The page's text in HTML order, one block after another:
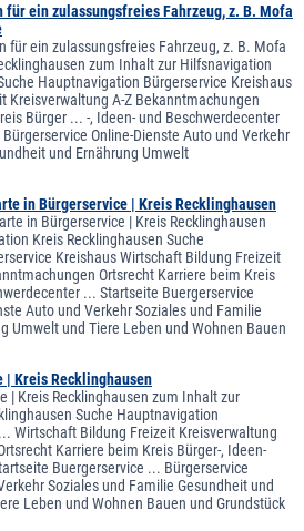
ein zulassungsfreies Fahrzeug, z. B. Mofa
für ein zulassungsfreies Fahrzeug, z. B. Mofa
zum Inhalt zur Hilfsnavigation
Hauptnavigation Bürgerservice Kreishaus
Kreisverwaltung A-Z Bekanntmachungen
Bürger ... -, Ideen- und Beschwerdecenter
Online-Dienste Auto und Verkehr
und Ernährung Umwelt
in Bürgerservice | Kreis Recklinghausen
in Bürgerservice | Kreis Recklinghausen
Kreis Recklinghausen Suche
Kreishaus Wirtschaft Bildung Freizeit
Ortsrecht Karriere beim Kreis
... Startseite Buergerservice
Auto und Verkehr Soziales und Familie
Umwelt und Tiere Leben und Wohnen Bauen
| Kreis Recklinghausen
| Kreis Recklinghausen zum Inhalt zur
Suche Hauptnavigation
Wirtschaft Bildung Freizeit Kreisverwaltung
Karriere beim Kreis Bürger-, Ideen-
Buergerservice ... Bürgerservice
Soziales und Familie Gesundheit und
Leben und Wohnen Bauen und Grundstück